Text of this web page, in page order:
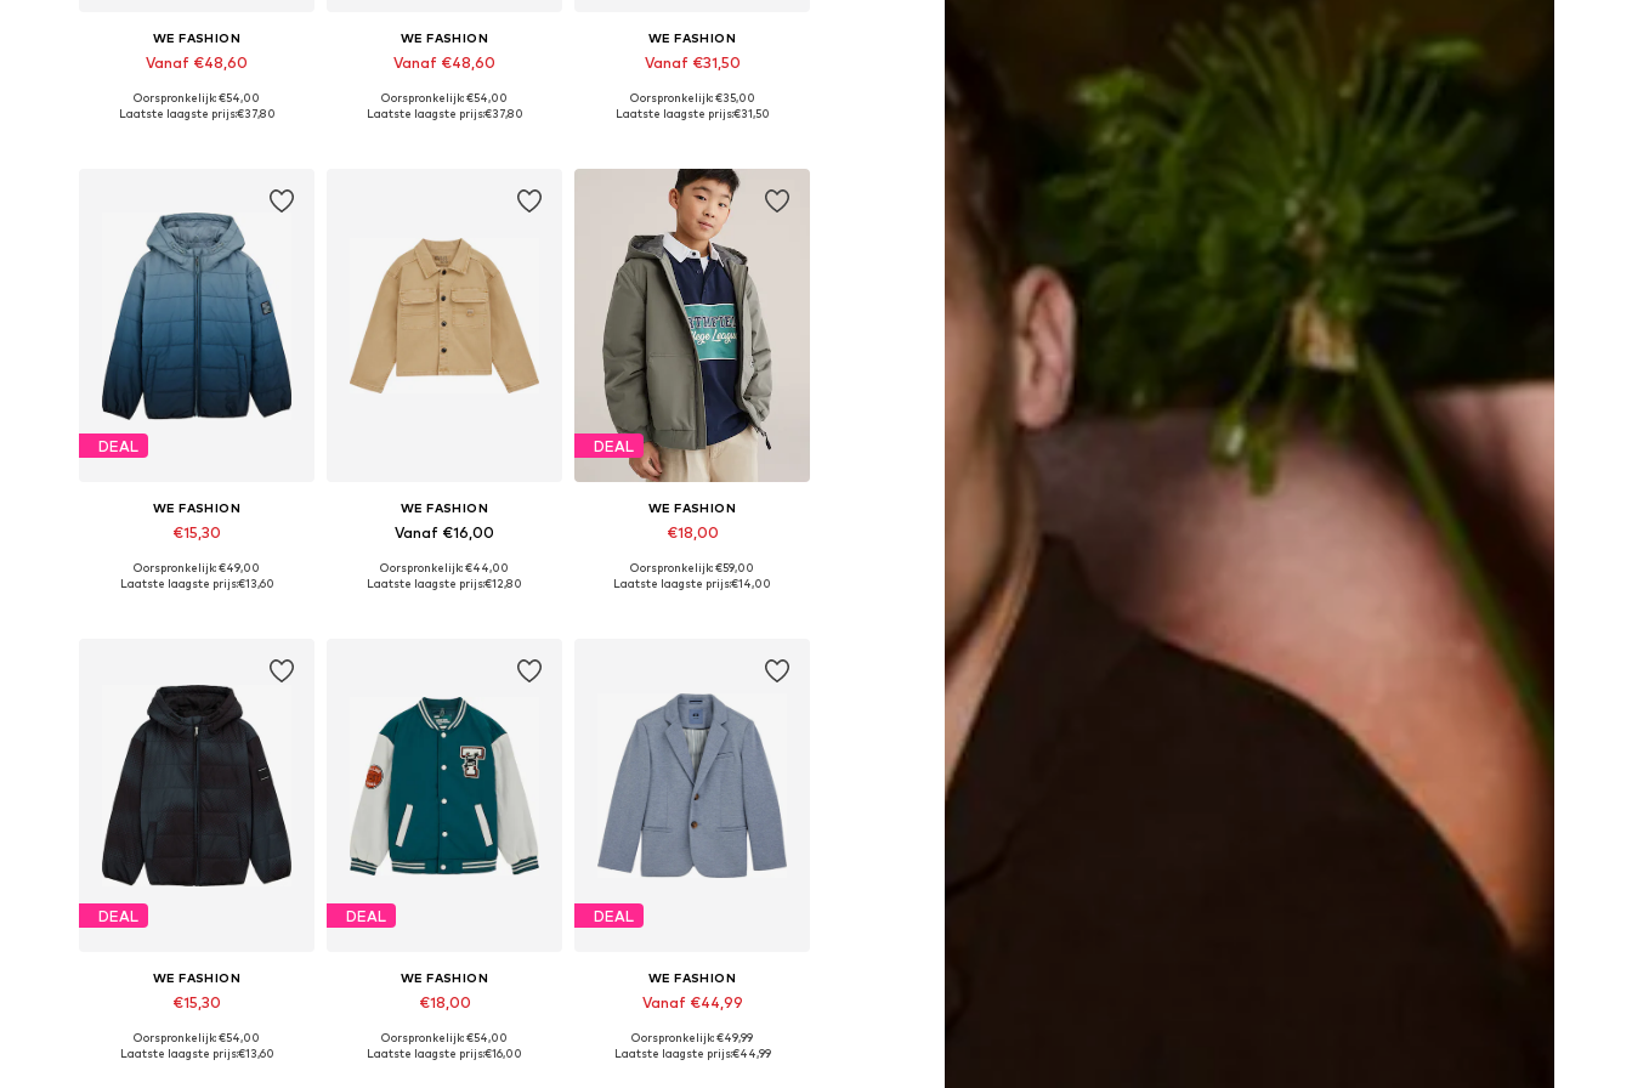
WE FASHION
Vanaf €48,60
Beschikbaar in vele maten
Oorspronkelijk: €54,00
Laatste laagste prijs:€37,80
WE FASHION
Vanaf €48,60
Beschikbaar in vele maten
Oorspronkelijk: €54,00
Laatste laagste prijs:€37,80
WE FASHION
Vanaf €31,50
Beschikbaar in vele maten
Oorspronkelijk: €35,00
Laatste laagste prijs:€31,50
DEAL
WE FASHION
€15,30
Oorspronkelijk: €49,00
Laatste laagste prijs:€13,60
WE FASHION
Vanaf €16,00
Oorspronkelijk: €44,00
Laatste laagste prijs:€12,80
DEAL
WE FASHION
€18,00
Beschikbare maten: 158-164
Oorspronkelijk: €59,00
Laatste laagste prijs:€14,00
DEAL
WE FASHION
€15,30
Beschikbare maten: 134-140
Oorspronkelijk: €54,00
Laatste laagste prijs:€13,60
DEAL
WE FASHION
€18,00
Oorspronkelijk: €54,00
Laatste laagste prijs:€16,00
DEAL
WE FASHION
Vanaf €44,99
Beschikbaar in vele maten
Oorspronkelijk: €49,99
Laatste laagste prijs:€44,99